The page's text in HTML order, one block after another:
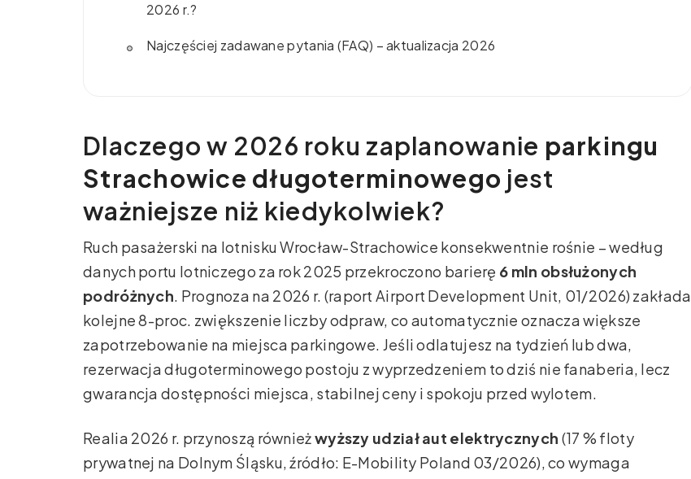
2026 r.?
Najczęściej zadawane pytania (FAQ) – aktualizacja 2026
Dlaczego w 2026 roku zaplanowanie parkingu
Strachowice długoterminowego jest
ważniejsze niż kiedykolwiek?
Ruch pasażerski na lotnisku Wrocław-Strachowice konsekwentnie rośnie – według
danych portu lotniczego za rok 2025 przekroczono barierę 6 mln obsłużonych
podróżnych. Prognoza na 2026 r. (raport Airport Development Unit, 01/2026) zakłada
kolejne 8-proc. zwiększenie liczby odpraw, co automatycznie oznacza większe
zapotrzebowanie na miejsca parkingowe. Jeśli odlatujesz na tydzień lub dwa,
rezerwacja długoterminowego postoju z wyprzedzeniem to dziś nie fanaberia, lecz
gwarancja dostępności miejsca, stabilnej ceny i spokoju przed wylotem.
Realia 2026 r. przynoszą równieżwyższy udział aut elektrycznych (17 % floty
prywatnej na Dolnym Śląsku, źródło: E-Mobility Poland 03/2026), co wymaga